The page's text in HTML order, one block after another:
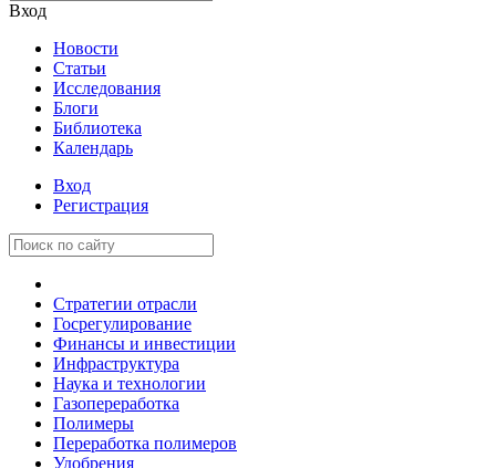
Вход
Новости
Статьи
Исследования
Блоги
Библиотека
Календарь
Вход
Регистрация
Стратегии отрасли
Госрегулирование
Финансы и инвестиции
Инфраструктура
Наука и технологии
Газопереработка
Полимеры
Переработка полимеров
Удобрения